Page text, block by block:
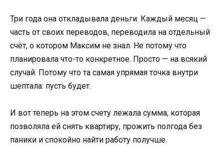
Три года она откладывала деньги. Каждый месяц —
часть от своих переводов, переводила на отдельный
счёт, о котором Максим не знал. Не потому что
планировала что-то конкретное. Просто — на всякий
случай. Потому что та самая упрямая точка внутри
шептала: пусть будет.
И вот теперь на этом счету лежала сумма, которая
позволяла ей снять квартиру, прожить полгода без
паники и спокойно найти работу получше.